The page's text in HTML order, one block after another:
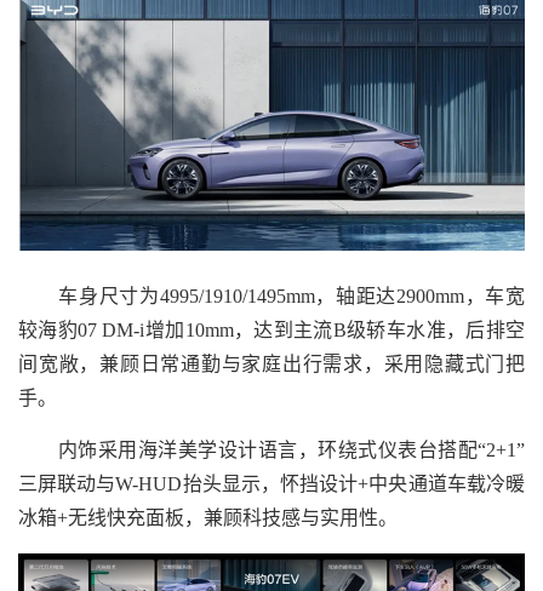
车身尺寸为4995/1910/1495mm，轴距达2900mm，车宽
较海豹07 DM-i增加10mm，达到主流B级轿车水准，后排空
间宽敞，兼顾日常通勤与家庭出行需求，采用隐藏式门把
手。
内饰采用海洋美学设计语言，环绕式仪表台搭配“2+1”
三屏联动与W-HUD抬头显示，怀挡设计+中央通道车载冷暖
冰箱+无线快充面板，兼顾科技感与实用性。